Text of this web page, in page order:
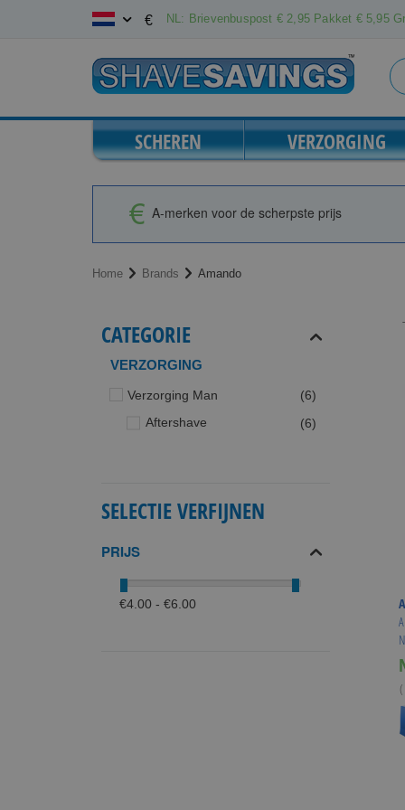
Ga
inhoud
€ NL: Brievenbuspost € 2,95 Pakket € 5,95
SCHEREN VERZORGING
A-merken voor de scherpste prijs
Home Brands Amando
(
CATEGORIE
VERZORGING
Verzorging Man 6producten
Aftershave
6producten
SELECTIE VERFIJNEN
PRIJS
€4.00 - €6.00